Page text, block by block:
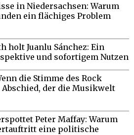
in Niedersachsen: Warum
ein flächiges Problem
holt Juanlu Sánchez: Ein
und sofortigem Nutzen
die Stimme des Rock
der die Musikwelt
Peter Maffay: Warum
eine politische